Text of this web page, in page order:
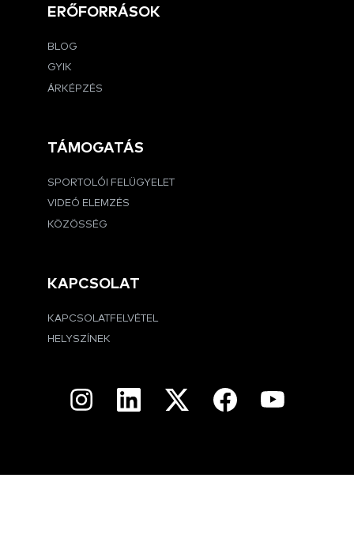
ERŐFORRÁSOK
BLOG
GYIK
ÁRKÉPZÉS
TÁMOGATÁS
SPORTOLÓI FELÜGYELET
VIDEÓ ELEMZÉS
KÖZÖSSÉG
KAPCSOLAT
KAPCSOLATFELVÉTEL
HELYSZÍNEK